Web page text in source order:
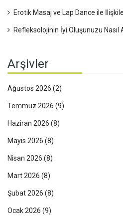
Erotik Masaj ve Lap Dance ile
Refleksolojinin İyi Oluşunuzu Nasıl
Arşivler
Ağustos 2026 (2)
Temmuz 2026 (9)
Haziran 2026 (8)
Mayıs 2026 (8)
Nisan 2026 (8)
Mart 2026 (8)
Şubat 2026 (8)
Ocak 2026 (9)